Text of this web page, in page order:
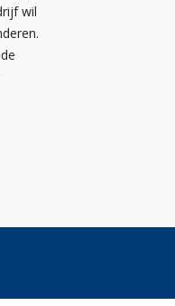
wil